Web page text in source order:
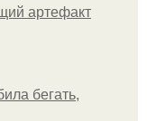
артефакт
бегать,